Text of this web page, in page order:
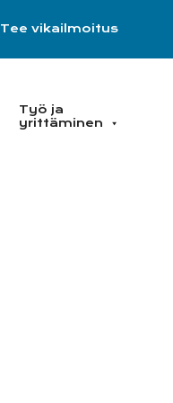
Tee vikailmoitus
Työ ja
yrittäminen